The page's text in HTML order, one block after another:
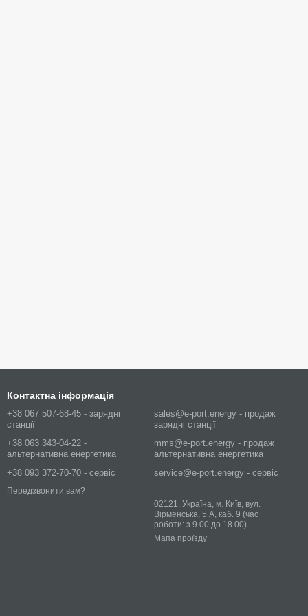
Контактна інформація
+38 067 507-68-45 - зарядні
станції
+38 063 343-04-22 -
альтернативна енергетика
+38 093 372-70-70 - сервіс
Передзвонити вам?
sales@e-port.energy - продаж
зарядні станції
mms@e-port.energy - продаж
альтернативна енергетика
service@e-port.energy - сервіс
02121, Україна, м. Київ, вул.
Вірменська, 5 А, каб. 9 (час
роботи: з 9.00 до 18.00)
Мапа проїзду